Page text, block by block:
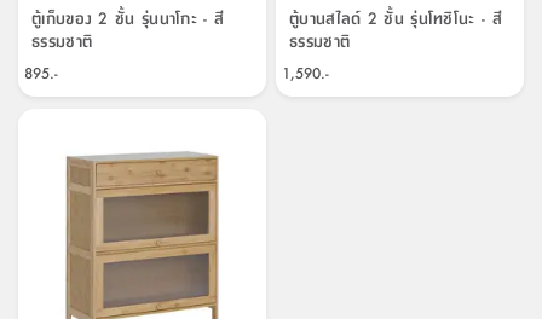
ตู้เก็บของ 2 ชั้น รุ่นนาโกะ - สี
ธรรมชาติ
895.-
ตู้บานสไลด์ 2 ชั้น รุ่นโทชิโนะ - สี
ธรรมชาติ
1,590.-